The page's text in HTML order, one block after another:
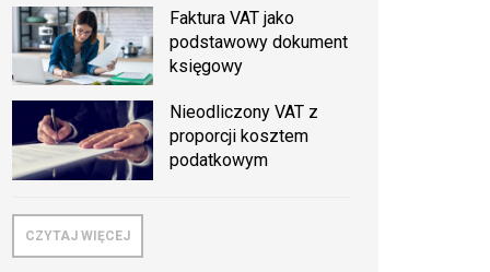
Faktura VAT jako
podstawowy dokument
księgowy
Nieodliczony VAT z
proporcji kosztem
podatkowym
CZYTAJ WIĘCEJ